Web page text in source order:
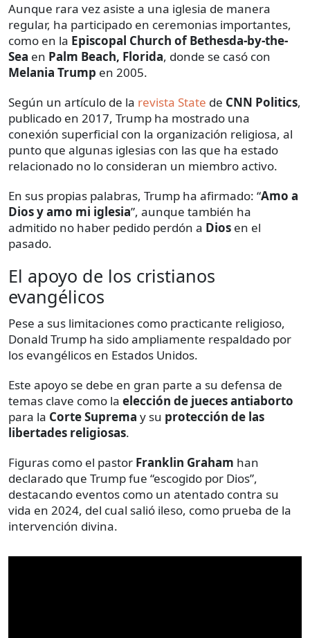
Aunque rara vez asiste a una iglesia de manera
regular, ha participado en ceremonias importantes,
como en la Episcopal Church of Bethesda-by-the-
Sea en Palm Beach, Florida, donde se casó con
Melania Trump en 2005.
Según un artículo de la revista State de CNN Politics,
publicado en 2017, Trump ha mostrado una
conexión superficial con la organización religiosa, al
punto que algunas iglesias con las que ha estado
relacionado no lo consideran un miembro activo.
En sus propias palabras, Trump ha afirmado: “Amo a
Dios y amo mi iglesia”, aunque también ha
admitido no haber pedido perdón a Dios en el
pasado.
El apoyo de los cristianos
evangélicos
Pese a sus limitaciones como practicante religioso,
Donald Trump ha sido ampliamente respaldado por
los evangélicos en Estados Unidos.
Este apoyo se debe en gran parte a su defensa de
temas clave como la elección de jueces antiaborto
para la Corte Suprema y su protección de las
libertades religiosas.
Figuras como el pastor Franklin Graham han
declarado que Trump fue “escogido por Dios”,
destacando eventos como un atentado contra su
vida en 2024, del cual salió ileso, como prueba de la
intervención divina.